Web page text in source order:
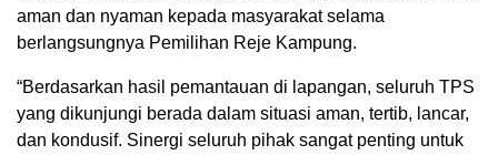
aman dan nyaman kepada masyarakat selama
berlangsungnya Pemilihan Reje Kampung.
“Berdasarkan hasil pemantauan di lapangan, seluruh TPS
yang dikunjungi berada dalam situasi aman, tertib, lancar,
dan kondusif. Sinergi seluruh pihak sangat penting untuk